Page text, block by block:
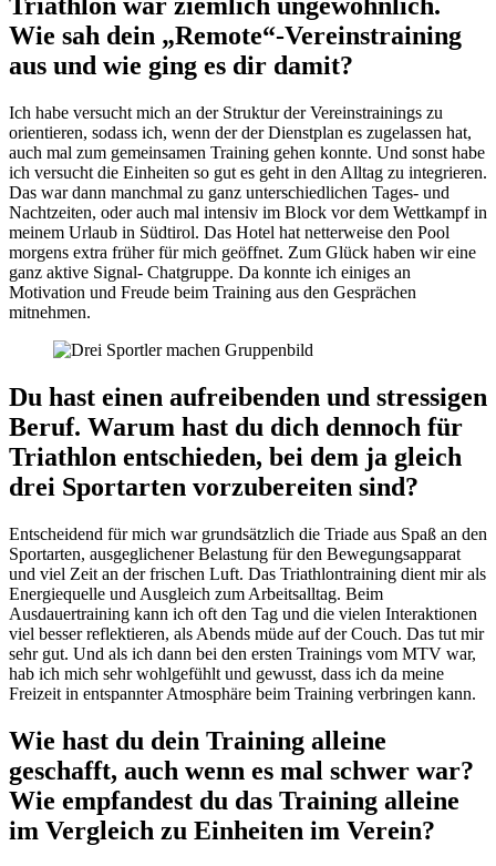
Triathlon war ziemlich ungewöhnlich.
Wie sah dein „Remote“-Vereinstraining
aus und wie ging es dir damit?
Ich habe versucht mich an der Struktur der Vereinstrainings zu
orientieren, sodass ich, wenn der der Dienstplan es zugelassen hat,
auch mal zum gemeinsamen Training gehen konnte. Und sonst habe
ich versucht die Einheiten so gut es geht in den Alltag zu integrieren.
Das war dann manchmal zu ganz unterschiedlichen Tages- und
Nachtzeiten, oder auch mal intensiv im Block vor dem Wettkampf in
meinem Urlaub in Südtirol. Das Hotel hat netterweise den Pool
morgens extra früher für mich geöffnet. Zum Glück haben wir eine
ganz aktive Signal- Chatgruppe. Da konnte ich einiges an
Motivation und Freude beim Training aus den Gesprächen
mitnehmen.
Du hast einen aufreibenden und stressigen
Beruf. Warum hast du dich dennoch für
Triathlon entschieden, bei dem ja gleich
drei Sportarten vorzubereiten sind?
Entscheidend für mich war grundsätzlich die Triade aus Spaß an den
Sportarten, ausgeglichener Belastung für den Bewegungsapparat
und viel Zeit an der frischen Luft. Das Triathlontraining dient mir als
Energiequelle und Ausgleich zum Arbeitsalltag. Beim
Ausdauertraining kann ich oft den Tag und die vielen Interaktionen
viel besser reflektieren, als Abends müde auf der Couch. Das tut mir
sehr gut. Und als ich dann bei den ersten Trainings vom MTV war,
hab ich mich sehr wohlgefühlt und gewusst, dass ich da meine
Freizeit in entspannter Atmosphäre beim Training verbringen kann.
Wie hast du dein Training alleine
geschafft, auch wenn es mal schwer war?
Wie empfandest du das Training alleine
im Vergleich zu Einheiten im Verein?